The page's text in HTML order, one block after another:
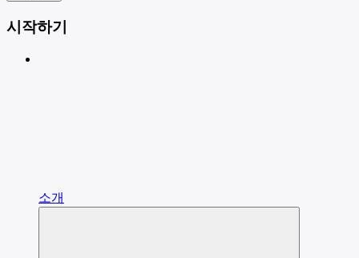
시작하기
소개